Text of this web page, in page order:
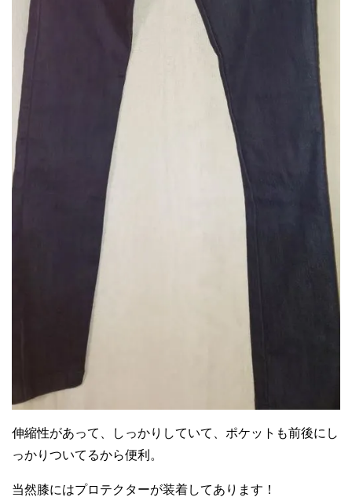
伸縮性があって、しっかりしていて、ポケットも前後にし
っかりついてるから便利。
当然膝にはプロテクターが装着してあります！